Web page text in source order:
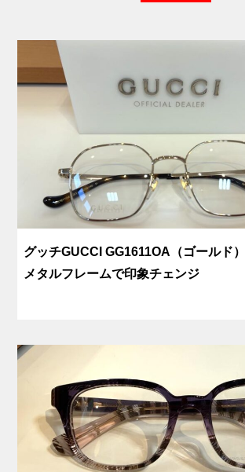
グッチGUCCI GG1611OA（ゴールド
メタルフレームで印象チェンジ